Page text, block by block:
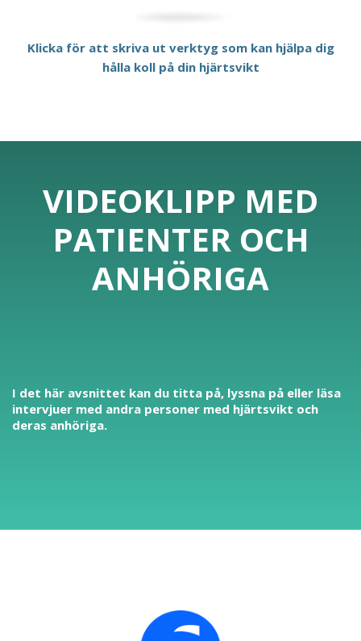
Klicka för att skriva ut verktyg som kan hjälpa dig
hålla koll på din hjärtsvikt
VIDEOKLIPP MED
PATIENTER OCH
ANHÖRIGA
I det här avsnittet kan du titta på, lyssna på eller läsa
intervjuer med andra personer med hjärtsvikt och
deras anhöriga.